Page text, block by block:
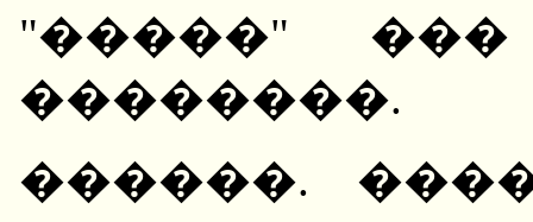
"�����"
��������.
������.